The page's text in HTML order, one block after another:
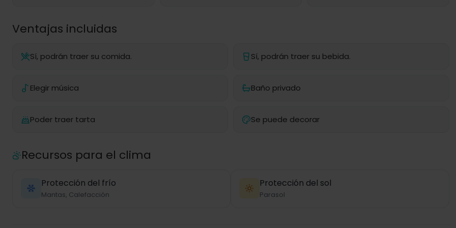
Ventajas incluidas
Sí, podrán traer su comida. Sí, podrán traer su bebida.
Elegir música Baño privado
Poder traer tarta Se puede decorar
Recursos para el clima
Protección del frío
Mantas, Calefacción
Protección del sol
Parasol